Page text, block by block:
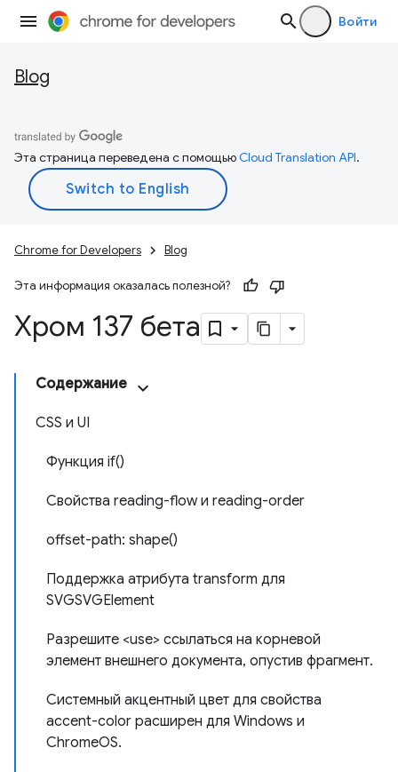
Войти
Blog
Эта страница переведена с помощьюCloud Translation API.
Chrome for Developers Blog
Эта информация оказалась полезной?
Хром 137 бета
Содержание
CSS и UI
Функция if()
Свойства reading-flow и reading-order
offset-path: shape()
Поддержка атрибута transform для
SVGSVGElement
Разрешите <use> ссылаться на корневой
элемент внешнего документа, опустив фрагмент.
Системный акцентный цвет для свойства
accent-color расширен для Windows и
ChromeOS.